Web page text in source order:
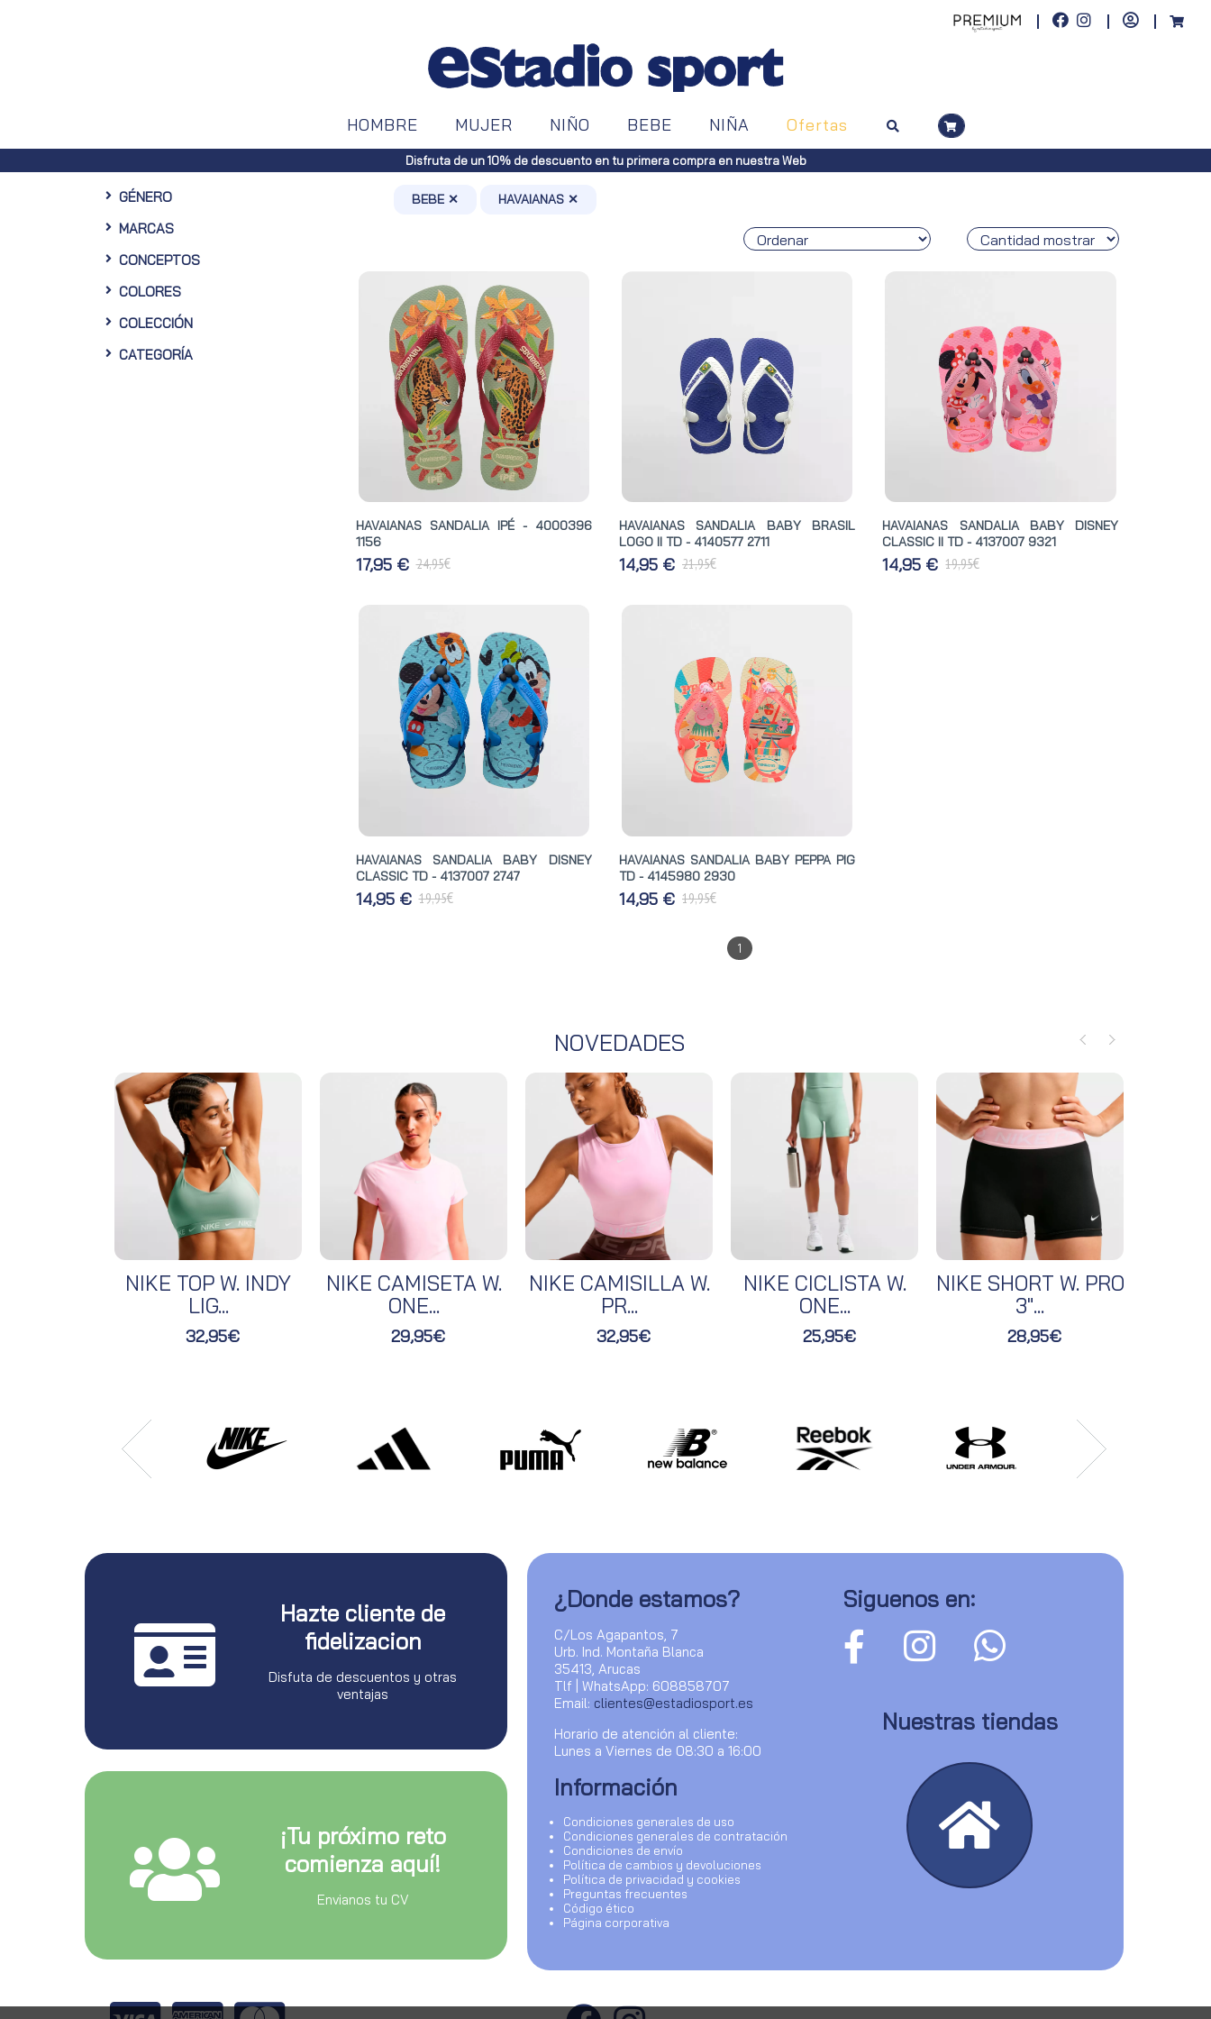
HOMBRE MUJER NIÑO BEBE NIÑA Ofertas
Disfruta de un 10% de descuento en tu primera compra en nuestra Web
GÉNERO
MARCAS
CONCEPTOS
COLORES
COLECCIÓN
CATEGORÍA
BEBE ✕ HAVAIANAS ✕
HAVAIANAS SANDALIA IPÉ - 4000396
1156
17,95 € 24,95€
HAVAIANAS SANDALIA BABY BRASIL
LOGO II TD - 4140577 2711
14,95 € 21,95€
HAVAIANAS SANDALIA BABY DISNEY
CLASSIC II TD - 4137007 9321
14,95 € 19,95€
HAVAIANAS SANDALIA BABY DISNEY
CLASSIC TD - 4137007 2747
14,95 € 19,95€
HAVAIANAS SANDALIA BABY PEPPA PIG
TD - 4145980 2930
14,95 € 19,95€
1
NOVEDADES
NIKE TOP W. INDY
LIG...
32,95€
NIKE CAMISETA W.
ONE...
29,95€
NIKE CAMISILLA W.
PR...
32,95€
NIKE CICLISTA W.
ONE...
25,95€
NIKE SHORT W. PRO
3"...
28,95€
Hazte cliente de
fidelizacion
Disfuta de descuentos y otras
ventajas
¡Tu próximo reto
comienza aquí!
Envianos tu CV
¿Donde estamos?
C/Los Agapantos, 7
Urb. Ind. Montaña Blanca
35413, Arucas
Tlf | WhatsApp: 608858707
Email: clientes@estadiosport.es
Horario de atención al cliente:
Lunes a Viernes de 08:30 a 16:00
Información
Condiciones generales de uso
Condiciones generales de contratación
Condiciones de envío
Política de cambios y devoluciones
Política de privacidad y cookies
Preguntas frecuentes
Código ético
Página corporativa
Siguenos en:
Nuestras tiendas